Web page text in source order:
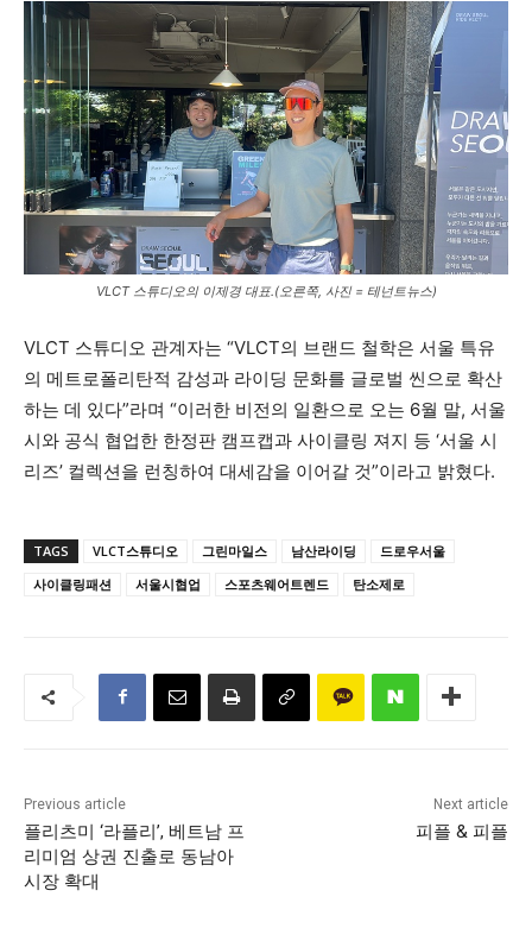
VLCT 스튜디오의 이제경 대표.(오른쪽, 사진 = 테넌트뉴스)
VLCT 스튜디오 관계자는 “VLCT의 브랜드 철학은 서울 특유
의 메트로폴리탄적 감성과 라이딩 문화를 글로벌 씬으로 확산
하는 데 있다”라며 “이러한 비전의 일환으로 오는 6월 말, 서울
시와 공식 협업한 한정판 캠프캡과 사이클링 져지 등 ‘서울 시
리즈’ 컬렉션을 런칭하여 대세감을 이어갈 것”이라고 밝혔다.
TAGS VLCT스튜디오 그린마일스 남산라이딩
드로우서울
사이클링패션
서울시협업 스포츠웨어트렌드 탄소제로
Previous article
플리츠미 ‘라플리’, 베트남 프
리미엄 상권 진출로 동남아
시장 확대
Next article
피플 & 피플